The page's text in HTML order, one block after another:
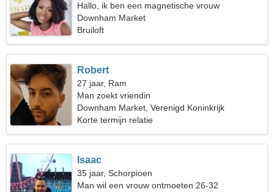
Hallo, ik ben een magnetische vrouw
Downham Market
Bruiloft
Robert
27 jaar, Ram
Man zoekt vriendin
Downham Market, Verenigd Koninkrijk
Korte termijn relatie
Isaac
35 jaar, Schorpioen
Man wil een vrouw ontmoeten 26-32